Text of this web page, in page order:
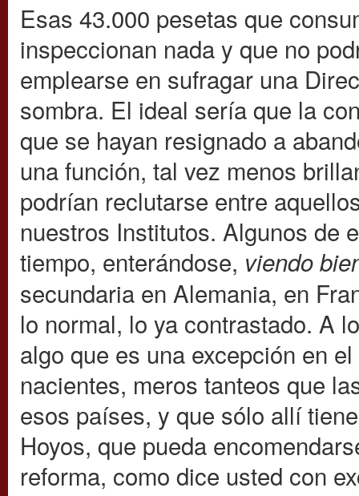
Esas 43.000 pesetas que
inspeccionan nada y que no
emplearse en sufragar una
sombra. El ideal sería que la
que se hayan resignado a
una función, tal vez menos
podrían reclutarse entre
nuestros Institutos. Algunos de
tiempo, enterándose, viendo
secundaria en Alemania, en
lo normal, lo ya contrastado. A
algo que es una excepción en
nacientes, meros tanteos que
esos países, y que sólo allí
Hoyos, que pueda
reforma, como dice usted con